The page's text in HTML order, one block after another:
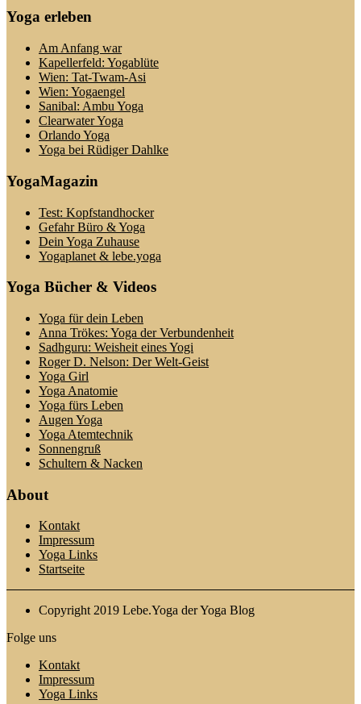
Yoga erleben
Am Anfang war
Kapellerfeld: Yogablüte
Wien: Tat-Twam-Asi
Wien: Yogaengel
Sanibal: Ambu Yoga
Clearwater Yoga
Orlando Yoga
Yoga bei Rüdiger Dahlke
YogaMagazin
Test: Kopfstandhocker
Gefahr Büro & Yoga
Dein Yoga Zuhause
Yogaplanet & lebe.yoga
Yoga Bücher & Videos
Yoga für dein Leben
Anna Trökes: Yoga der Verbundenheit
Sadhguru: Weisheit eines Yogi
Roger D. Nelson: Der Welt-Geist
Yoga Girl
Yoga Anatomie
Yoga fürs Leben
Augen Yoga
Yoga Atemtechnik
Sonnengruß
Schultern & Nacken
About
Kontakt
Impressum
Yoga Links
Startseite
Copyright 2019 Lebe.Yoga der Yoga Blog
Folge uns
Kontakt
Impressum
Yoga Links